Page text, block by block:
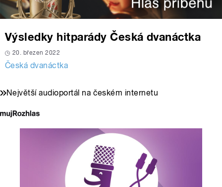
Výsledky hitparády Česká dvanáctka
20. březen 2022
Česká dvanáctka
Největší audioportál na českém internetu